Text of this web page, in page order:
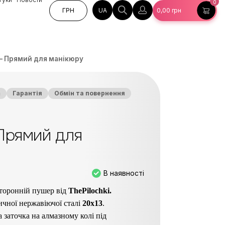
ГРН
UA 0,00 грн
0
Прямий для манікюру
Гарантія
Обмін та повернення
для
В наявності
пушер відThePilochki.
нержавіючої сталі20х13.
на алмазному колі під